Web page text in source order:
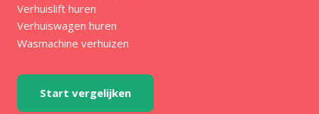
Verhuislift huren
Verhuiswagen huren
Wasmachine verhuizen
Start vergelijken